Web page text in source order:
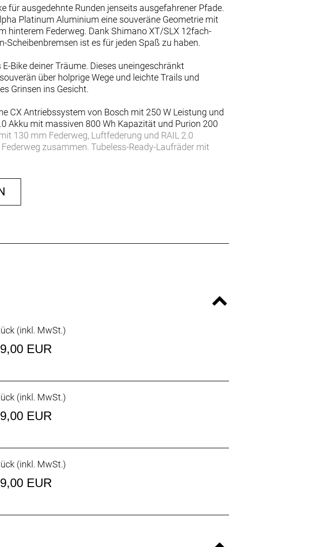
für ausgedehnte Runden jenseits ausgefahrener Pfade.
Platinum Aluminium eine souveräne Geometrie mit
hinterem Federweg. Dank Shimano XT/SLX 12fach-
ist es für jeden Spaß zu haben.
Bike deiner Träume. Dieses uneingeschränkt
über holprige Wege und leichte Trails und
Grinsen ins Gesicht.
CX Antriebssystem von Bosch mit 250 W Leistung und
Akku mit massiven 800 Wh Kapazität und Purion 200
130 mm Federweg, Luftfederung und RAIL 2.0
zusammen. Tubeless-Ready-Laufräder mit
nächsten Anstiegs bringt. Es bietet genug Federung, um
bringt es dich überall dort hin, wohin du willst.
Kapazität aufrüsten, andererseits ist das Bike mit
bequemeren Laden oder Reisen noch einfacher
Akkus verhindert.
mit einem 250 Wh starken PowerMore
bereit. Mithilfe der Bosch eBike Flow App kann
Bosch CX E-System ist jetzt noch leichter, leiser
mit natürlichem Vortrieb.
Bosch CX E-System ist jetzt noch leichter, leiser
(inkl. MwSt.)
EUR
(inkl. MwSt.)
EUR
(inkl. MwSt.)
EUR